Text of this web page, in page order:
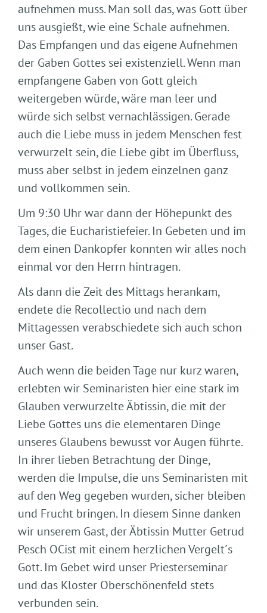
aufnehmen muss. Man soll das, was Gott über
uns ausgießt, wie eine Schale aufnehmen.
Das Empfangen und das eigene Aufnehmen
der Gaben Gottes sei existenziell. Wenn man
empfangene Gaben von Gott gleich
weitergeben würde, wäre man leer und
würde sich selbst vernachlässigen. Gerade
auch die Liebe muss in jedem Menschen fest
verwurzelt sein, die Liebe gibt im Überfluss,
muss aber selbst in jedem einzelnen ganz
und vollkommen sein.
Um 9:30 Uhr war dann der Höhepunkt des
Tages, die Eucharistiefeier. In Gebeten und im
dem einen Dankopfer konnten wir alles noch
einmal vor den Herrn hintragen.
Als dann die Zeit des Mittags herankam,
endete die Recollectio und nach dem
Mittagessen verabschiedete sich auch schon
unser Gast.
Auch wenn die beiden Tage nur kurz waren,
erlebten wir Seminaristen hier eine stark im
Glauben verwurzelte Äbtissin, die mit der
Liebe Gottes uns die elementaren Dinge
unseres Glaubens bewusst vor Augen führte.
In ihrer lieben Betrachtung der Dinge,
werden die Impulse, die uns Seminaristen mit
auf den Weg gegeben wurden, sicher bleiben
und Frucht bringen. In diesem Sinne danken
wir unserem Gast, der Äbtissin Mutter Getrud
Pesch OCist mit einem herzlichen Vergelt´s
Gott. Im Gebet wird unser Priesterseminar
und das Kloster Oberschönenfeld stets
verbunden sein.